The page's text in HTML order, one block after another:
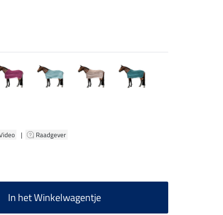
| Raadgever
In het Winkelwagentje